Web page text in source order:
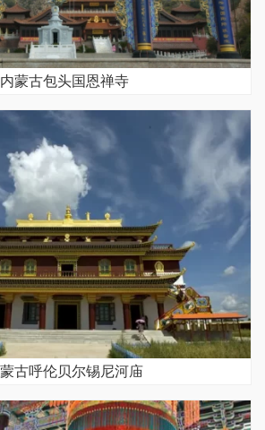
内蒙古包头国恩禅寺
古呼伦贝尔锡尼河庙